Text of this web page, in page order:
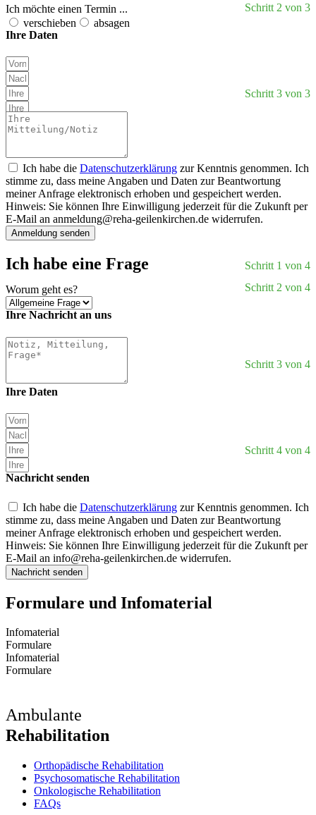
Ich möchte einen Termin ...
verschieben
absagen
Schritt 2 von 3
Ihre Daten
Schritt 3 von 3
Ich habe die Datenschutzerklärung zur Kenntnis genommen. Ich
stimme zu, dass meine Angaben und Daten zur Beantwortung
meiner Anfrage elektronisch erhoben und gespeichert werden.
Hinweis: Sie können Ihre Einwilligung jederzeit für die Zukunft per
E-Mail an anmeldung@reha-geilenkirchen.de widerrufen.
Anmeldung senden
Ich habe eine Frage
Schritt 1 von 4
Worum geht es?
Schritt 2 von 4
Ihre Nachricht an uns
Schritt 3 von 4
Ihre Daten
Schritt 4 von 4
Nachricht senden
Ich habe die Datenschutzerklärung zur Kenntnis genommen. Ich
stimme zu, dass meine Angaben und Daten zur Beantwortung
meiner Anfrage elektronisch erhoben und gespeichert werden.
Hinweis: Sie können Ihre Einwilligung jederzeit für die Zukunft per
E-Mail an info@reha-geilenkirchen.de widerrufen.
Nachricht senden
Formulare und Infomaterial
Infomaterial
Formulare
Infomaterial
Formulare
Ambulante
Rehabilitation
Orthopädische Rehabilitation
Psychosomatische Rehabilitation
Onkologische Rehabilitation
FAQs